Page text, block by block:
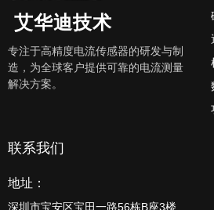
专注于高精度电流传感器的研发与制
造，为全球客户提供可靠的电流测量
解决方案。
艾华迪技术
地址：
深圳市宝安区宝田一路56栋B座3楼
联系我们